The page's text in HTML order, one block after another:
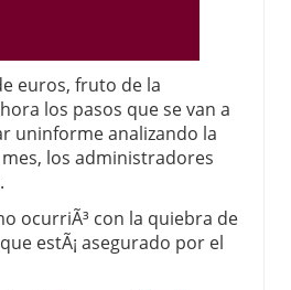
euros, fruto de la
los pasos que se van a
uninforme analizando la
los administradores
ocurriÃ³ con la quiebra de
estÃ¡ asegurado por el